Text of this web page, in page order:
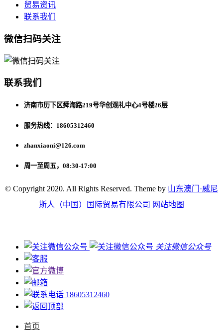
贸易资讯
联系我们
微信扫码关注
联系我们
济南市历下区舜海路219号华创观礼中心4号楼26层
服务热线：18605312460
zhanxiaoni@126.com
周一至周五，08:30-17:00
© Copyright 2020. All Rights Reserved. Theme by 山东澳门·威尼
斯人（中国）国际贸易有限公司 网站地图
关注微信公众号
18605312460
首页